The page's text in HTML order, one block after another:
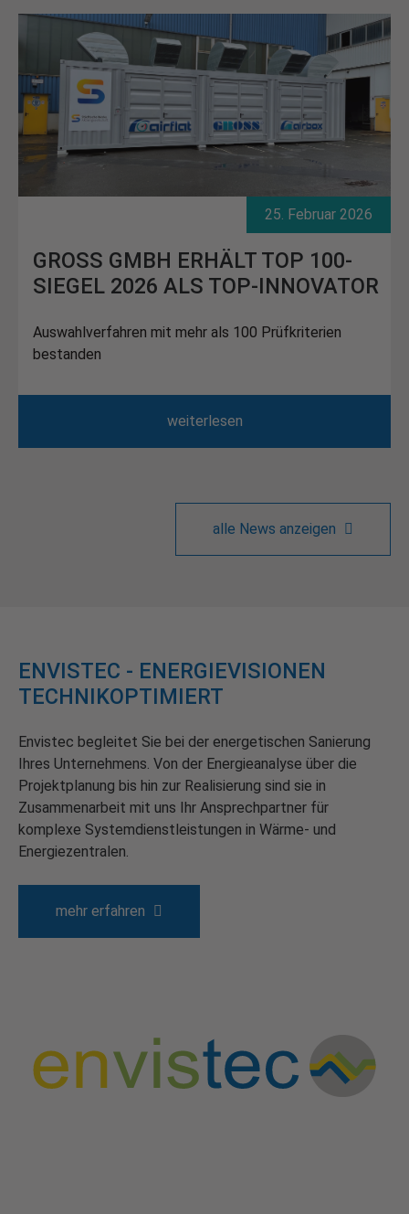
25. Februar 2026
GROSS GMBH ERHÄLT TOP 100-
SIEGEL 2026 ALS TOP-INNOVATOR
Auswahlverfahren mit mehr als 100 Prüfkriterien
bestanden
weiterlesen
alle News anzeigen
ENVISTEC - ENERGIEVISIONEN
TECHNIKOPTIMIERT
Envistec begleitet Sie bei der energetischen Sanierung
Ihres Unternehmens. Von der Energieanalyse über die
Projektplanung bis hin zur Realisierung sind sie in
Zusammenarbeit mit uns Ihr Ansprechpartner für
komplexe Systemdienstleistungen in Wärme- und
Energiezentralen.
mehr erfahren